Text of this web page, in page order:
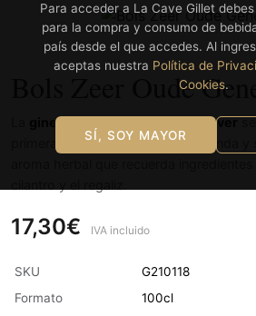
Para acceder a La Cave Gillet
para la compra y consumo de
país desde el que accedes. Al
aceptas nuestra Política de
Cookies.
SÍ, SOY MAYOR
Bols Zeer Oude
ginebra Zeer Oude Bols Geneverse
primera ginebra conocida en Holanda y
17,30€ IVA incluido
SKU
G210118
Formato
100cl